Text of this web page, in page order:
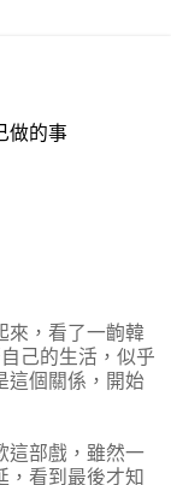
做的事
來，看了一齣韓
己的生活，似乎
這個關係，開始
這部戲，雖然一
，看到最後才知